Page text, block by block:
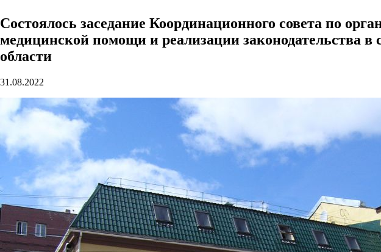
Состоялось заседание Координационного совета по
медицинской помощи и реализации законодательства в
области
31.08.2022